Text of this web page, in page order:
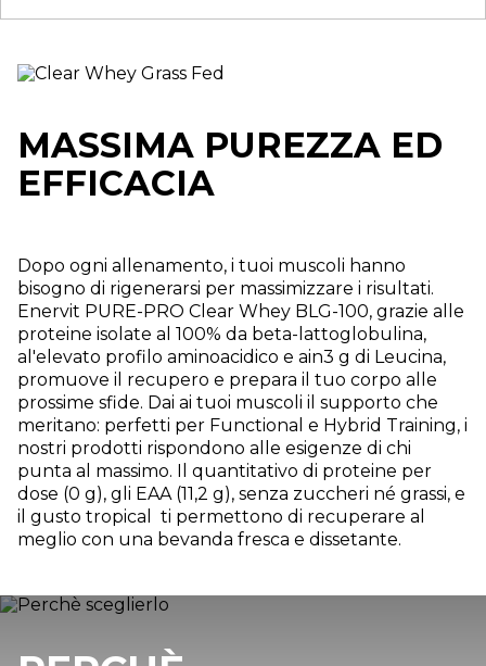
MASSIMA PUREZZA ED
EFFICACIA
Dopo ogni allenamento, i tuoi muscoli hanno
bisogno di rigenerarsi per massimizzare i risultati.
Enervit PURE-PRO Clear Whey BLG-100, grazie alle
proteine isolate al 100% da beta-lattoglobulina,
al'elevato profilo aminoacidico e ain3 g di Leucina,
promuove il recupero e prepara il tuo corpo alle
prossime sfide. Dai ai tuoi muscoli il supporto che
meritano: perfetti per Functional e Hybrid Training, i
nostri prodotti rispondono alle esigenze di chi
punta al massimo. Il quantitativo di proteine per
dose (0 g), gli EAA (11,2 g), senza zuccheri né grassi, e
il gusto tropical ti permettono di recuperare al
meglio con una bevanda fresca e dissetante.